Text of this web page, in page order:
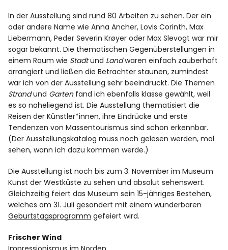
In der Ausstellung sind rund 80 Arbeiten zu sehen. Der ein
oder andere Name wie Anna Ancher, Lovis Corinth, Max
Liebermann, Peder Severin Krøyer oder Max Slevogt war mir
sogar bekannt. Die thematischen Gegenüberstellungen in
einem Raum wie Stadtund Landwaren einfach zauberhaft
arrangiert und ließen die Betrachter staunen, zumindest
war ich von der Ausstellung sehr beeindruckt. Die Themen
Strandund Gartenfand ich ebenfalls klasse gewählt, weil
es so naheliegend ist. Die Ausstellung thematisiert die
Reisen der Künstler*innen, ihre Eindrücke und erste
Tendenzen von Massentourismus sind schon erkennbar.
(Der Ausstellungskatalog muss noch gelesen werden, mal
sehen, wann ich dazu kommen werde.)
Die Ausstellung ist noch bis zum 3. November im Museum
Kunst der Westküste zu sehen und absolut sehenswert.
Gleichzeitig feiert das Museum sein 15-jähriges Bestehen,
welches am 31. Juli gesondert mit einem wunderbaren
Geburtstagsprogramm gefeiert wird.
Frischer Wind